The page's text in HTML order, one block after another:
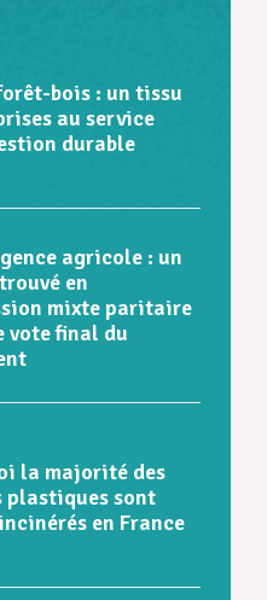
bois : un tissu
au service
durable
agricole : un
en
mixte paritaire
vote final du
la majorité des
plastiques sont
en France